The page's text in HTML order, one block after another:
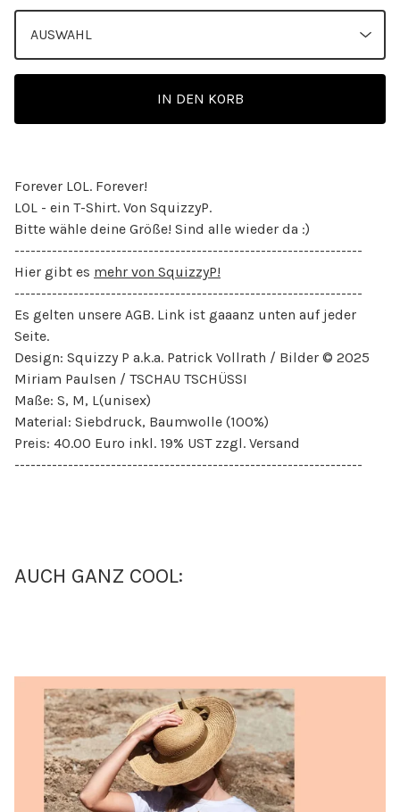
IN DEN KORB
Forever LOL. Forever!
LOL - ein T-Shirt. Von SquizzyP.
Bitte wähle deine Größe! Sind alle wieder da :)
-----------------------------------------------------------------
Hier gibt es mehr von SquizzyP!
-----------------------------------------------------------------
Es gelten unsere AGB. Link ist gaaanz unten auf jeder
Seite.
Design: Squizzy P a.k.a. Patrick Vollrath / Bilder © 2025
Miriam Paulsen / TSCHAU TSCHÜSSI
Maße: S, M, L(unisex)
Material: Siebdruck, Baumwolle (100%)
Preis: 40.00 Euro inkl. 19% UST zzgl. Versand
-----------------------------------------------------------------
AUCH GANZ COOL: